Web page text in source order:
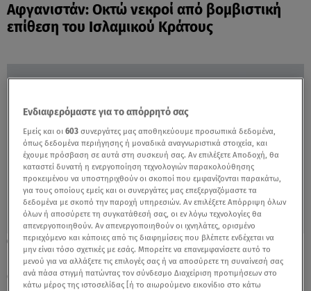
Αφγανιστάν: Οκτώ νεκροί από βομβιστική
επίθεση του Ισλαμικού Κράτους
12.07.22, 18:14
ΗΠΑ: Νεκρός ο ηγέτης του ISIS από
αμερικανικό drone
Ενδιαφερόμαστε για το απόρρητό σας
Εμείς και οι603 συνεργάτες μας αποθηκεύουμε προσωπικά δεδομένα,
όπως δεδομένα περιήγησης ή μοναδικά αναγνωριστικά στοιχεία, και
έχουμε πρόσβαση σε αυτά στη συσκευή σας. Αν επιλέξετε Αποδοχή, θα
καταστεί δυνατή η ενεργοποίηση τεχνολογιών παρακολούθησης
προκειμένου να υποστηριχθούν οι σκοποί που εμφανίζονται παρακάτω,
για τους οποίους εμείς και οι συνεργάτες μας επεξεργαζόμαστε τα
δεδομένα με σκοπό την παροχή υπηρεσιών. Αν επιλέξετε Απόρριψη όλων
όλων ή αποσύρετε τη συγκατάθεσή σας, οι εν λόγω τεχνολογίες θα
απενεργοποιηθούν. Αν απενεργοποιηθούν οι ιχνηλάτες, ορισμένο
περιεχόμενο και κάποιες από τις διαφημίσεις που βλέπετε ενδέχεται να
μην είναι τόσο σχετικές με εσάς. Μπορείτε να επανεμφανίσετε αυτό το
μενού για να αλλάξετε τις επιλογές σας ή να αποσύρετε τη συναίνεσή σας
ανά πάσα στιγμή πατώντας τον σύνδεσμο Διαχείριση προτιμήσεων στο
κάτω μέρος της ιστοσελίδας [ή το αιωρούμενο εικονίδιο στο κάτω